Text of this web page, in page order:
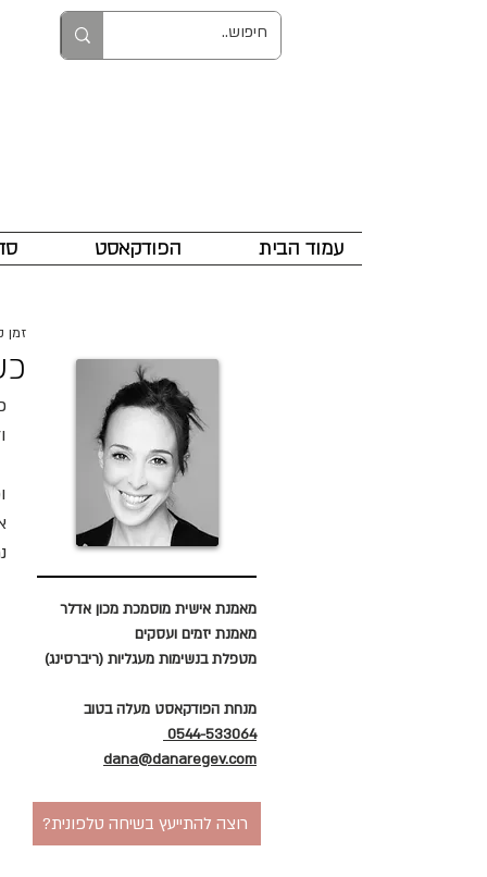
הפודקאסט עמוד הבית
זמן
מאמנת אישית מוסמכת מכון אדלר
מאמנת יזמים ועסקים
מטפלת בנשימות מעגליות (ריברסינג)
מנחת הפודקאסט מעלה בטוב
0544-533064
dana@danaregev.com
?רוצה להתייעץ בשיחה טלפונית